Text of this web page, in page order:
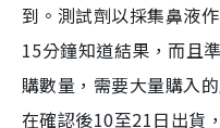
到。測試劑以採集鼻液
15分鐘知道結果，而且
購數量，需要大量購入
在確認後10至21日出貨